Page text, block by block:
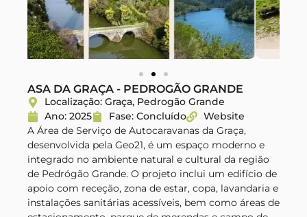
ASA DA GRAÇA - PEDROGÃO GRANDE
Localização: Graça, Pedrogão Grande
Ano: 2025
Fase: Concluído
Website
A Área de Serviço de Autocaravanas da Graça,
desenvolvida pela Geo21, é um espaço moderno e
integrado no ambiente natural e cultural da região
de Pedrógão Grande. O projeto inclui um edifício de
apoio com receção, zona de estar, copa, lavandaria e
instalações sanitárias acessíveis, bem como áreas de